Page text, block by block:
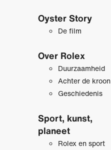
Oyster Story
De film
Over Rolex
Duurzaamheid
Achter de kroon
Geschiedenis
Sport, kunst,
planeet
Rolex en sport